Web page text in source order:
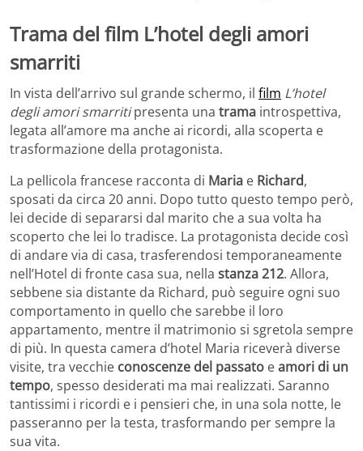
Trama del film L’hotel degli amori
smarriti
In vista dell’arrivo sul grande schermo, il film L’hotel
degli amori smarritipresenta una trama introspettiva,
legata all’amore ma anche ai ricordi, alla scoperta e
trasformazione della protagonista.
La pellicola francese racconta di Maria e Richard,
sposati da circa 20 anni. Dopo tutto questo tempo però,
lei decide di separarsi dal marito che a sua volta ha
scoperto che lei lo tradisce. La protagonista decide così
di andare via di casa, trasferendosi temporaneamente
nell’Hotel di fronte casa sua, nella stanza 212. Allora,
sebbene sia distante da Richard, può seguire ogni suo
comportamento in quello che sarebbe il loro
appartamento, mentre il matrimonio si sgretola sempre
di più. In questa camera d’hotel Maria riceverà diverse
visite, tra vecchie conoscenze del passato eamori di un
tempo, spesso desiderati ma mai realizzati. Saranno
tantissimi i ricordi e i pensieri che, in una sola notte, le
passeranno per la testa, trasformando per sempre la
sua vita.